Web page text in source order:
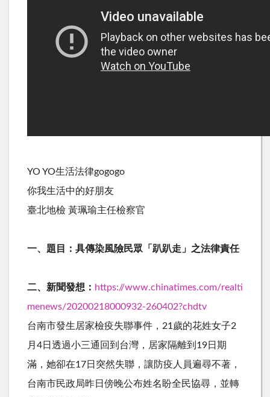
YO YO生活法律gogogo
你我生活中的好朋友
臺北地檢 黃珮瑜主任檢察官
一、題目：具傳染風險民眾「趴趴走」之法律責任
二、新聞發想： https://www.chinatimes.com/realti
menews/20200218000932-260402?chdtv
台南市發生居家檢疫失聯事件，21歲的花姓女子2
月4日透過小三通回到台灣，居家隔離到19日期
滿，她卻在17日突然失聯，讓防疫人員遍尋不著，
台南市民政局昨日傍晚公布姓名盼全民協尋，並轉